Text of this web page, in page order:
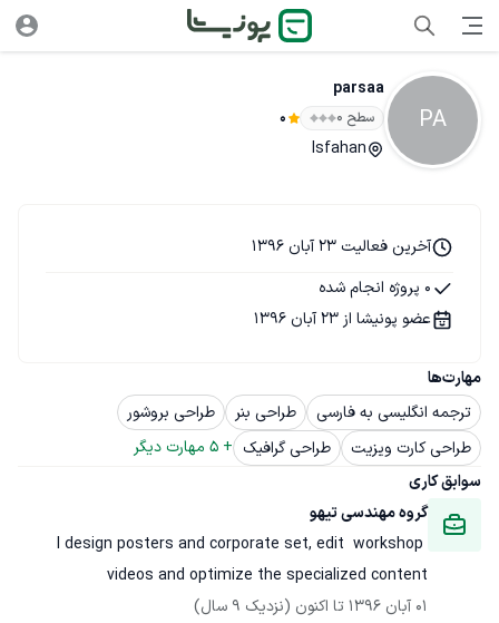
PA
parsaa
سطح ۰ 0
Isfahan
مهارت‌ها
ترجمه انگلیسی به فارسی
طراحی بنر
طراحی بروشور
طراحی کارت ویزیت
طراحی گرافیک +
5 مهارت دیگر
سوابق کاری
گروه مهندسی تیهو
I design posters and corporate set, edit  workshop
videos and optimize the specialized content
01 آبان 1396
تا اکنون (نزدیک 9 سال)
آخرین فعالیت 23 آبان 1396
0 پروژه انجام شده
عضو پونیشا از 23 آبان 1396